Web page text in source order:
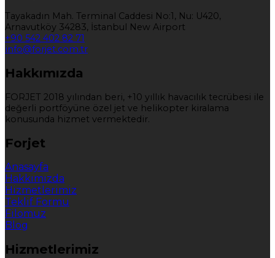
Tayakadın Mah. Terminal Caddesi No:1, Nu: U420,
Arnavutköy 34283, İstanbul New Airport
+90 542 402 82 71
info@forjet.com.tr
Hakkımızda
FORJET 2018 yılından beri, +10 yıllık havacılık tecrübesi ile
değerli portföyüne özel jet ve helikopter kiralama
konusunda hizmet vermektedir.
Forjet
Anasayfa
Hakkımızda
Hizmetlerimiz
Teklif Formu
Filomuz
Blog
Hizmetlerimiz